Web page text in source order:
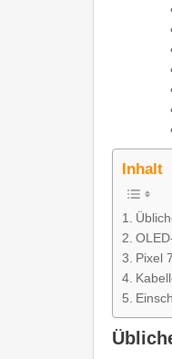
Inhalt
Pixel